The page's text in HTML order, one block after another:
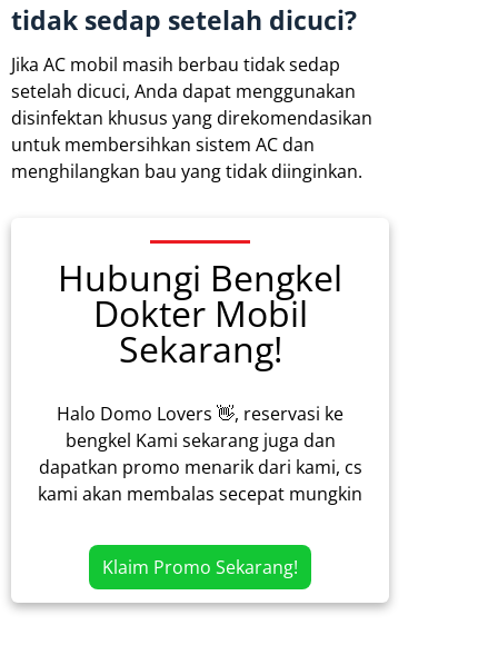
tidak sedap setelah dicuci?
Jika AC mobil masih berbau tidak sedap
setelah dicuci, Anda dapat menggunakan
disinfektan khusus yang direkomendasikan
untuk membersihkan sistem AC dan
menghilangkan bau yang tidak diinginkan.
Hubungi Bengkel
Dokter Mobil
Sekarang!
Halo Domo Lovers 👋, reservasi ke
bengkel Kami sekarang juga dan
dapatkan promo menarik dari kami, cs
kami akan membalas secepat mungkin
Klaim Promo Sekarang!